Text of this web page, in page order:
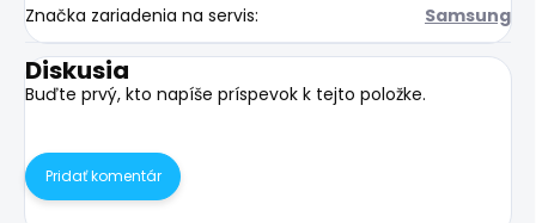
Značka zariadenia na servis: Samsung
Diskusia
Buďte prvý, kto napíše príspevok k tejto položke.
Pridať komentár